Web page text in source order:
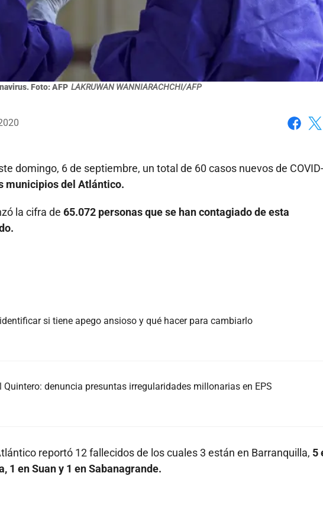
Foto: AFP LAKRUWAN WANNIARACHCHI/AFP
domingo, 6 de septiembre, un total de 60 casos nuevos de
municipios del Atlántico.
la cifra de 65.072 personas que se han contagiado de esta
si tiene apego ansioso y qué hacer para cambiarlo
denuncia presuntas irregularidades millonarias en EPS
reportó 12 fallecidos de los cuales 3 están en Barranquilla, 5
1 en Suan y 1 en Sabanagrande.